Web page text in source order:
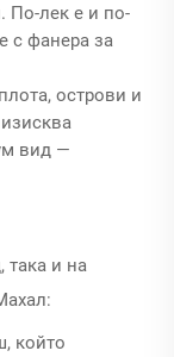
По-лек е и по-
с фанера за
острови и
вид —
и на
който